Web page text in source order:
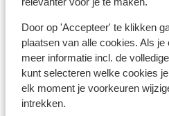
Door op 'Accepteer' te klikken
plaatsen van alle cookies. Als je
meer informatie incl. de
kunt selecteren welke cookies
elk moment je voorkeuren
intrekken.
Hotel Crystal
Appartementen Mauracher